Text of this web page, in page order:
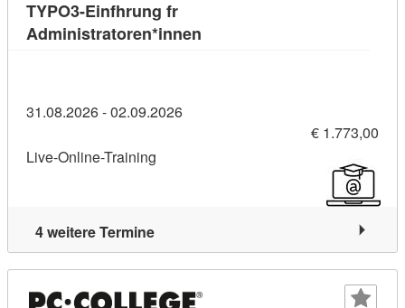
TYPO3-Einfhrung fr
Administratoren*innen
31.08.2026 - 02.09.2026
€ 1.773,00
Live-Online-Training
4 weitere Termine